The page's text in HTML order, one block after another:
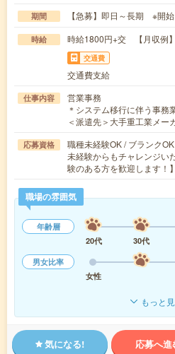
期間 【急募】即日～長期 ※開
時給 時給1800円+交 【月収例
交通費
交通費支給
仕事内容
営業事務
＊システム移行に伴う事務
＜派遣先＞大手重工業メ
応募資格
職種未経験OK / ブランク
未経験からもチャレンジい
験のある方を歓迎します！
職場の雰囲気
年齢層
20代
30代
男女比率
女性
もっと
気になる! 応募へ進